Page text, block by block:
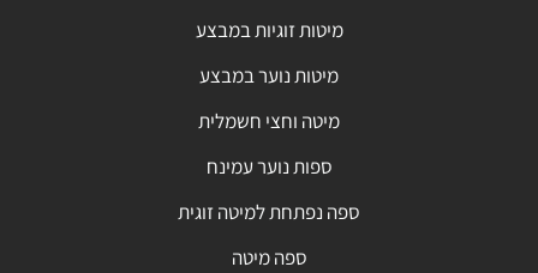
מיטות זוגיות במבצע
מיטות נוער במבצע
מיטה וחצי חשמלית
ספות נוער עמינח
ספה נפתחת למיטה זוגית
ספה מיטה